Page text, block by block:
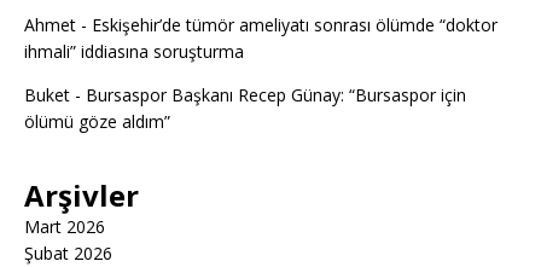
Ahmet - Eskişehir’de tümör ameliyatı sonrası ölümde “doktor
ihmali” iddiasına soruşturma
Buket - Bursaspor Başkanı Recep Günay: “Bursaspor için
ölümü göze aldım”
Arşivler
Mart 2026
Şubat 2026